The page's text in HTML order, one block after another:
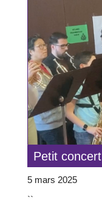
Petit concert
5 mars 2025
``